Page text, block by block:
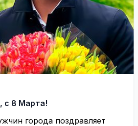
8 Марта!
города поздравляет